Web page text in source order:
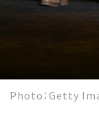
Photo：Getty